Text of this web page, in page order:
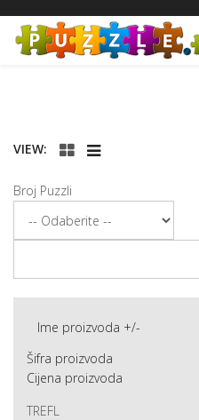
VIEW:
Broj Puzzli
Ime proizvoda +/-
Šifra proizvoda
Cijena proizvoda
TREFL